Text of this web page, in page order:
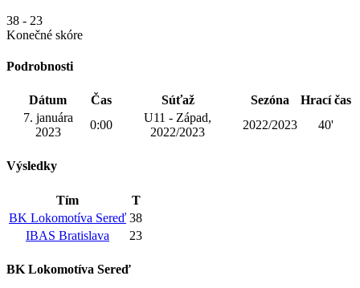
38 - 23
Konečné skóre
Podrobnosti
Dátum Čas Súťaž Sezóna
Hrací čas
7. januára
2023
0:00
U11 - Západ,
2022/2023
2022/2023 40'
Výsledky
Tím
T
BK Lokomotíva Sereď 38
IBAS Bratislava
23
BK Lokomotíva Sereď